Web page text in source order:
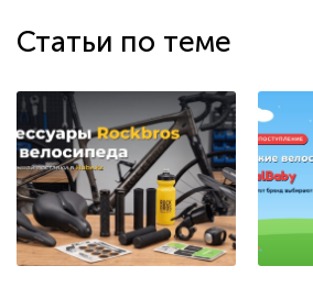
Статьи по теме